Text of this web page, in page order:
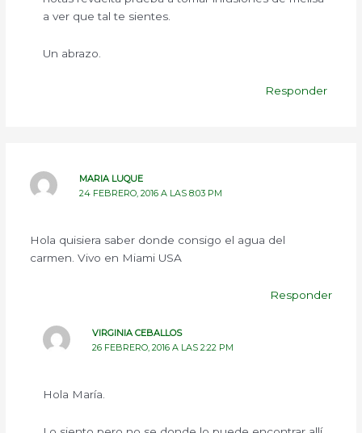
a ver que tal te sientes.
Un abrazo.
Responder
MARIA LUQUE
24 FEBRERO, 2016 A LAS 8:03 PM
Hola quisiera saber donde consigo el agua del
carmen. Vivo en Miami USA
Responder
VIRGINIA CEBALLOS
26 FEBRERO, 2016 A LAS 2:22 PM
Hola María.